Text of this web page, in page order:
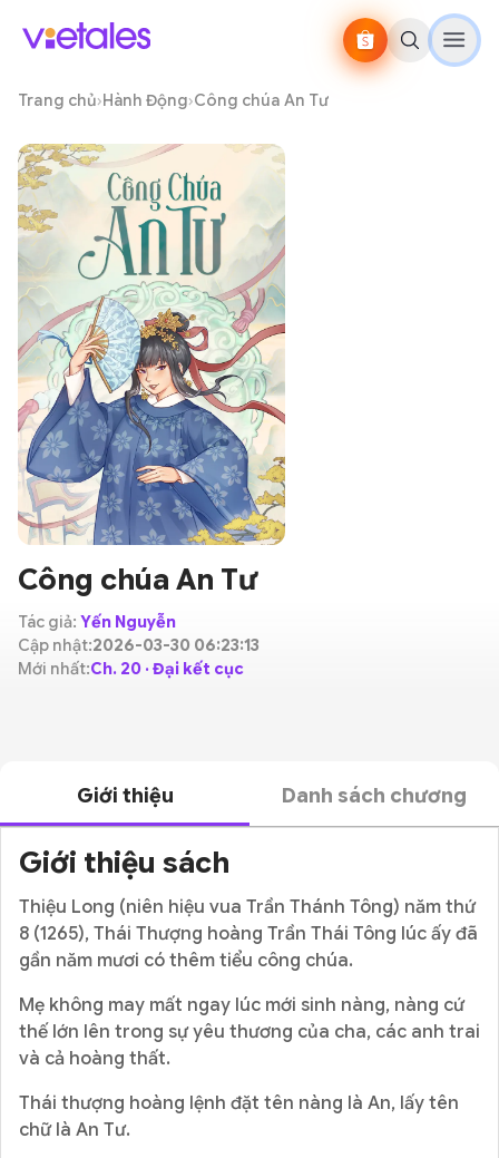
Trang chủ›Hành Động›Công chúa An Tư
Công chúa An Tư
Tác giả: Yến Nguyễn
Cập nhật:2026-03-30 06:23:13
Mới nhất:Ch. 20 · Đại kết cục
Giới thiệu Danh sách chương
Giới thiệu sách
Thiệu Long (niên hiệu vua Trần Thánh Tông) năm thứ
8 (1265), Thái Thượng hoàng Trần Thái Tông lúc ấy đã
gần năm mươi có thêm tiểu công chúa.
Mẹ không may mất ngay lúc mới sinh nàng, nàng cứ
thế lớn lên trong sự yêu thương của cha, các anh trai
và cả hoàng thất.
Thái thượng hoàng lệnh đặt tên nàng là An, lấy tên
chữ là An Tư.